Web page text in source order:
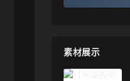
素材展示